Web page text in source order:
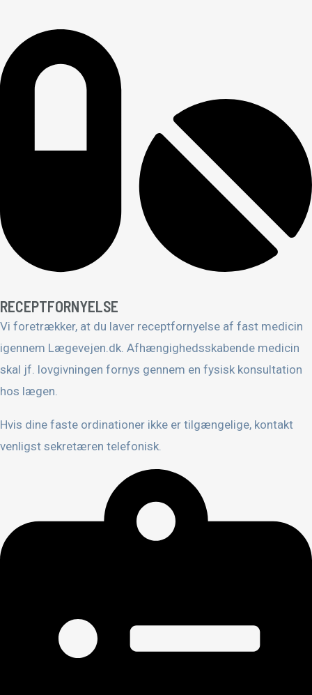
RECEPTFORNYELSE
Vi foretrækker, at du laver receptfornyelse af fast medicin
igennem Lægevejen.dk. Afhængighedsskabende medicin
skal jf. lovgivningen fornys gennem en fysisk konsultation
hos lægen.
Hvis dine faste ordinationer ikke er tilgængelige, kontakt
venligst sekretæren telefonisk.